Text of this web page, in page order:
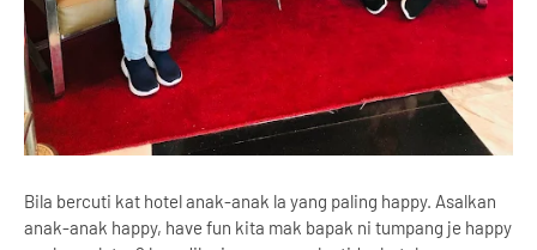
Bila bercuti kat hotel anak-anak la yang paling happy. Asalkan
anak-anak happy, have fun kita mak bapak ni tumpang je happy